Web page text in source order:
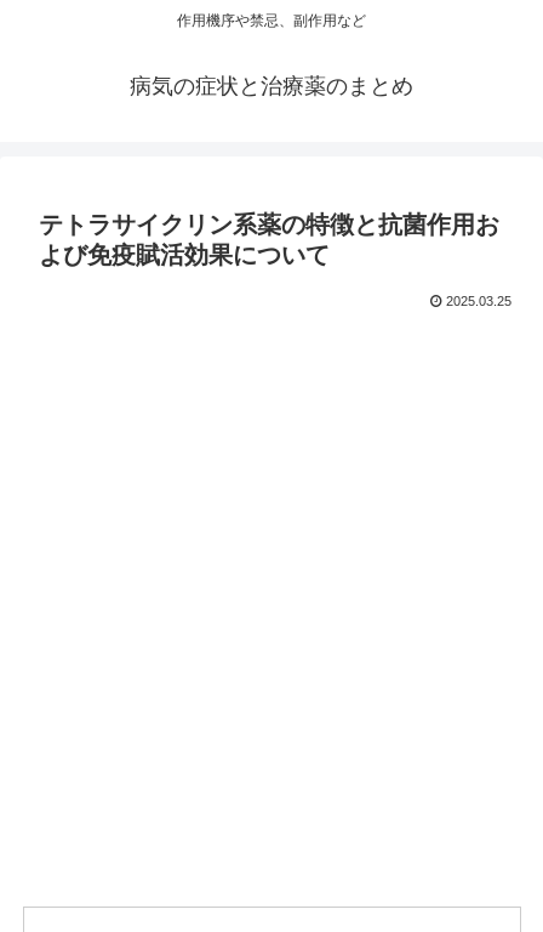
作用機序や禁忌、副作用など
病気の症状と治療薬のまとめ
テトラサイクリン系薬の特徴と抗菌作用お
よび免疫賦活効果について
2025.03.25